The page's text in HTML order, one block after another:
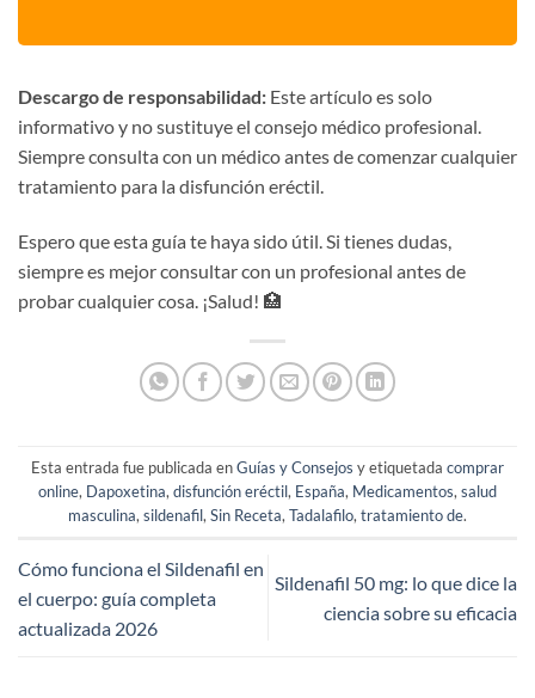
Descargo de responsabilidad: Este artículo es solo
informativo y no sustituye el consejo médico profesional.
Siempre consulta con un médico antes de comenzar cualquier
tratamiento para la disfunción eréctil.
Espero que esta guía te haya sido útil. Si tienes dudas,
siempre es mejor consultar con un profesional antes de
probar cualquier cosa. ¡Salud! 🏥
Esta entrada fue publicada enGuías y Consejos y etiquetada comprar
online, Dapoxetina, disfunción eréctil, España, Medicamentos, salud
masculina, sildenafil, Sin Receta, Tadalafilo, tratamiento de.
Cómo funciona el Sildenafil en
el cuerpo: guía completa
actualizada 2026
Sildenafil 50 mg: lo que dice la
ciencia sobre su eficacia